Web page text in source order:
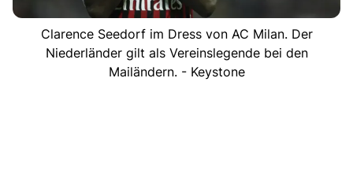
Clarence Seedorf im Dress von AC Milan. Der
Niederländer gilt als Vereinslegende bei den
Mailändern. - Keystone